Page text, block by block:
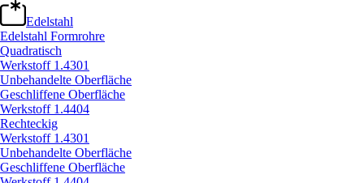
Edelstahl
Edelstahl Formrohre
Quadratisch
Werkstoff 1.4301
Unbehandelte Oberfläche
Geschliffene Oberfläche
Werkstoff 1.4404
Rechteckig
Werkstoff 1.4301
Unbehandelte Oberfläche
Geschliffene Oberfläche